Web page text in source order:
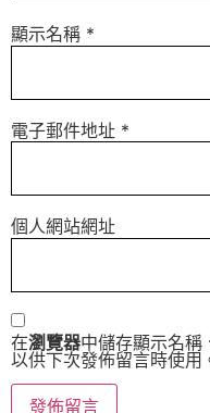
顯示名稱 *
電子郵件地址 *
個人網站網址
在瀏覽器中儲存顯示名稱
以供下次發佈留言時使用